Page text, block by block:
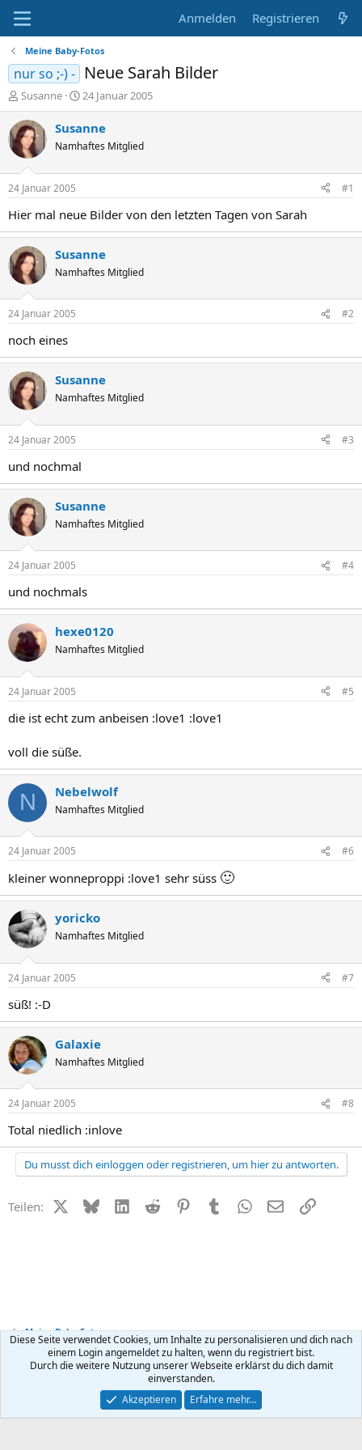
Anmelden Registrieren
Meine Baby-Fotos
nur so ;-) - Neue Sarah Bilder
E
r
s
t
e
e
r
Susanne
E
r
s
e
t
a
24 Januar 2005
Susanne
Namhaftes Mitglied
24 Januar 2005 #1
Hier mal neue Bilder von den letzten Tagen von Sarah
Susanne
Namhaftes Mitglied
24 Januar 2005 #2
noch eines
Susanne
Namhaftes Mitglied
24 Januar 2005 #3
und nochmal
Susanne
Namhaftes Mitglied
24 Januar 2005 #4
und nochmals
hexe0120
Namhaftes Mitglied
24 Januar 2005 #5
die ist echt zum anbeisen :love1 :love1
voll die süße.
N Nebelwolf
Namhaftes Mitglied
24 Januar 2005 #6
kleiner wonneproppi :love1 sehr süss 🙂
yoricko
Namhaftes Mitglied
24 Januar 2005 #7
süß! :-D
Galaxie
Namhaftes Mitglied
24 Januar 2005 #8
Total niedlich :inlove
Du musst dich einloggen oder registrieren, um hier zu antworten.
Teilen: X (Twitter)
BlueskyLinkedIn
Reddit PinterestTumblr WhatsApp
E-MailLink
Meine Baby-Fotos
Kontakt Nutzungsbedingungen Datenschutz Hilfe
R
Community platform by XenForo ® © 2010-2026 XenForo Ltd.
Diese Seite verwendet Cookies, um Inhalte zu personalisieren und dich nach
einem Login angemeldet zu halten, wenn du registriert bist.
Durch die weitere Nutzung unserer Webseite erklärst du dich damit
einverstanden.
Akzeptieren
Erfahre mehr…